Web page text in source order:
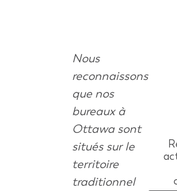
Nous
reconnaissons
que nos
bureaux à
Ottawa sont
situés sur le
territoire
traditionnel